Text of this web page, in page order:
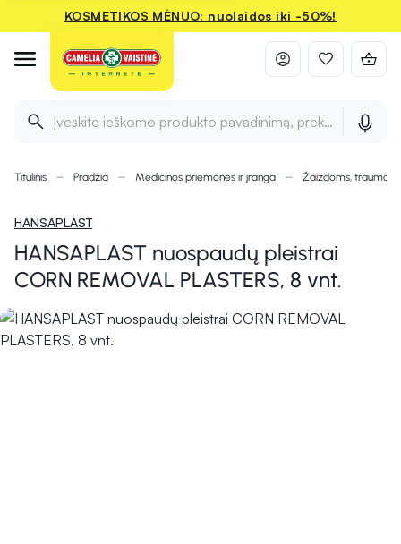
KOSMETIKOS MĖNUO: nuolaidos iki -50%!
Įveskite ieškomo produkto pavadinimą, prekės ženklą ir
Titulinis Pradžia Medicinos priemonės ir įranga Žaizdoms,
HANSAPLAST
HANSAPLAST nuospaudų pleistrai
CORN REMOVAL PLASTERS, 8 vnt.